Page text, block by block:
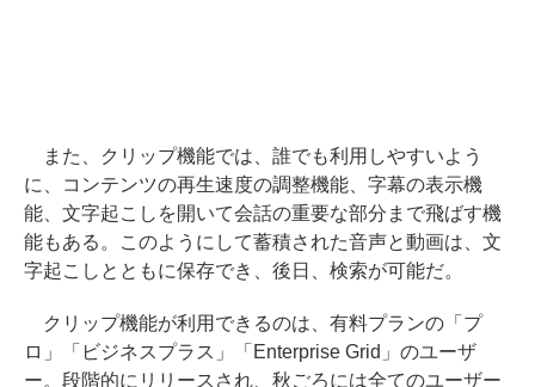
また、クリップ機能では、誰でも利用しやすいよう
に、コンテンツの再生速度の調整機能、字幕の表示機
能、文字起こしを開いて会話の重要な部分まで飛ばす機
能もある。このようにして蓄積された音声と動画は、文
字起こしとともに保存でき、後日、検索が可能だ。
クリップ機能が利用できるのは、有料プランの「プ
ロ」「ビジネスプラス」「Enterprise Grid」のユーザ
ー。段階的にリリースされ、秋ごろには全てのユーザー